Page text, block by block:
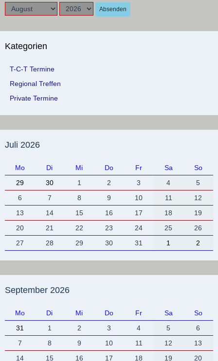
Absenden
Kategorien
T-C-T Termine
Regional Treffen
Private Termine
Juli 2026
Mo Di Mi Do Fr Sa
So
29
30 1 2 3 4
5
6
7 8 9 10 11
12
13
14 15 16 17 18
19
20
21 22 23 24 25
26
27
28 29 30 31 1 2
September 2026
Mo Di Mi Do Fr Sa
So
31
1 2 3 4 5
6
7
8 9 10 11 12
13
14
15 16 17 18 19 20